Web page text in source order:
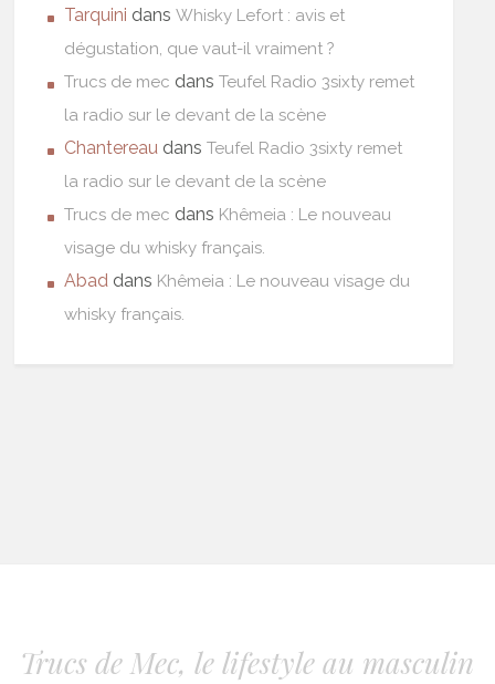
Tarquini dansWhisky Lefort : avis et
dégustation, que vaut-il vraiment ?
Trucs de mec dansTeufel Radio 3sixty remet
la radio sur le devant de la scène
Chantereau dansTeufel Radio 3sixty remet
la radio sur le devant de la scène
Trucs de mec dans Khêmeia : Le nouveau
visage du whisky français.
Abad dans Khêmeia : Le nouveau visage du
whisky français.
Trucs de Mec, le lifestyle au masculin